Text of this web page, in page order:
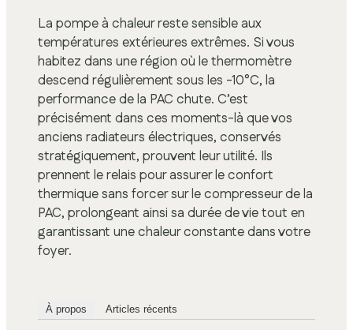
La pompe à chaleur reste sensible aux
températures extérieures extrêmes. Si vous
habitez dans une région où le thermomètre
descend régulièrement sous les -10°C, la
performance de la PAC chute. C’est
précisément dans ces moments-là que vos
anciens radiateurs électriques, conservés
stratégiquement, prouvent leur utilité. Ils
prennent le relais pour assurer le confort
thermique sans forcer sur le compresseur de la
PAC, prolongeant ainsi sa durée de vie tout en
garantissant une chaleur constante dans votre
foyer.
À propos Articles récents